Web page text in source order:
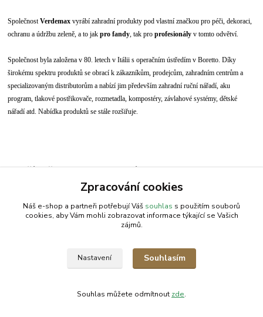
SpolečnostVerdemax vyrábí zahradní produkty pod vlastní značkou pro péči, dekoraci,
ochranu a údržbu zeleně, a to jakpro fandy , tak proprofesionály v tomto odvětví.
Společnost byla založena v 80. letech v Itálii s operačním ústředím v Boretto. Díky
širokému spektru produktů se obrací k zákazníkům, prodejcům, zahradním centrům a
specializovaným distributorům a nabízí jim především zahradní ruční nářadí, aku
program, tlakové postřikovače, rozmetadla, kompostéry, závlahové systémy, dětské
nářadí atd. Nabídka produktů se stále rozšiřuje.
Zboží zařazeno v kategoriích
VERDEMAX | Zahradní nůžkyZpracování cookies
Náš e-shop a partneři potřebují Váš souhlas s použitím souborů
cookies, aby Vám mohli zobrazovat informace týkající se Vašich
zájmů.
Nastavení Souhlasím
Souhlas můžete odmítnout zde.